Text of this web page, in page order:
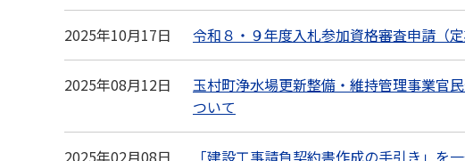
2025年10月17日 令和８・９年度入札参加資格審査申請
2025年08月12日
玉村町浄水場更新整備・維持管理事業官
ついて
2025年02月08日 「建設工事請負契約書作成の手引き」を